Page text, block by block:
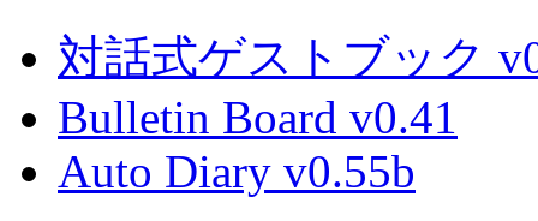
対話式ゲストブック
Bulletin Board v0.41
Auto Diary v0.55b